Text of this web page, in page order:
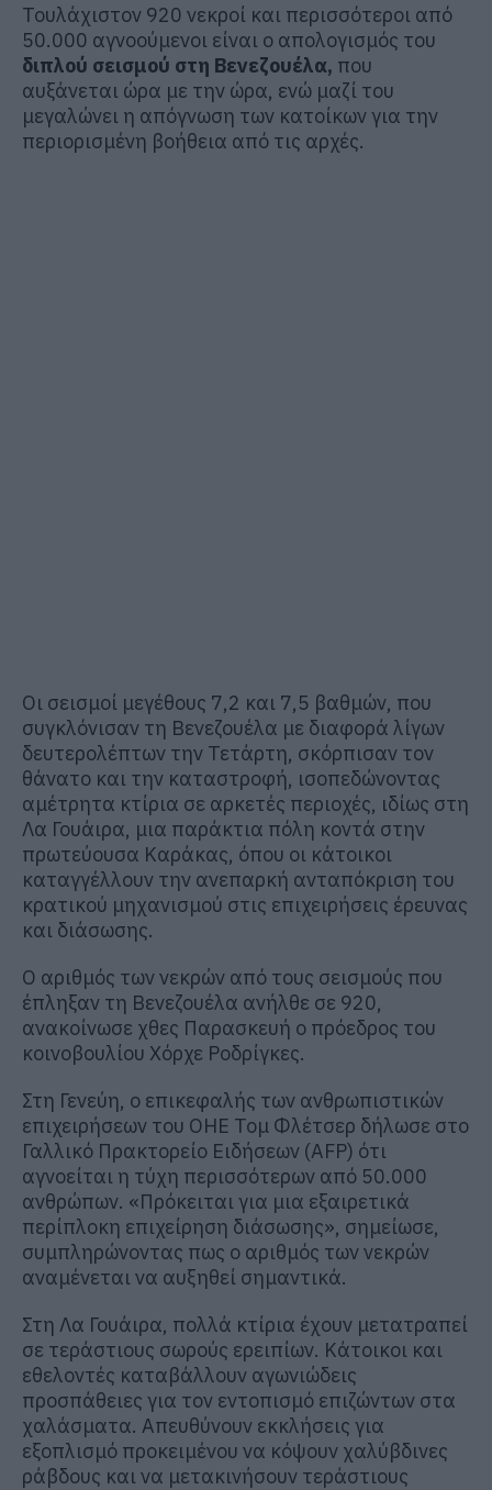
Τουλάχιστον 920 νεκροί και περισσότεροι από
50.000 αγνοούμενοι είναι ο απολογισμός του
διπλού σεισμού στη Βενεζουέλα, που
αυξάνεται ώρα με την ώρα, ενώ μαζί του
μεγαλώνει η απόγνωση των κατοίκων για την
περιορισμένη βοήθεια από τις αρχές.
Οι σεισμοί μεγέθους 7,2 και 7,5 βαθμών, που
συγκλόνισαν τη Βενεζουέλα με διαφορά λίγων
δευτερολέπτων την Τετάρτη, σκόρπισαν τον
θάνατο και την καταστροφή, ισοπεδώνοντας
αμέτρητα κτίρια σε αρκετές περιοχές, ιδίως στη
Λα Γουάιρα, μια παράκτια πόλη κοντά στην
πρωτεύουσα Καράκας, όπου οι κάτοικοι
καταγγέλλουν την ανεπαρκή ανταπόκριση του
κρατικού μηχανισμού στις επιχειρήσεις έρευνας
και διάσωσης.
Ο αριθμός των νεκρών από τους σεισμούς που
έπληξαν τη Βενεζουέλα ανήλθε σε 920,
ανακοίνωσε χθες Παρασκευή ο πρόεδρος του
κοινοβουλίου Χόρχε Ροδρίγκες.
Στη Γενεύη, ο επικεφαλής των ανθρωπιστικών
επιχειρήσεων του ΟΗΕ Τομ Φλέτσερ δήλωσε στο
Γαλλικό Πρακτορείο Ειδήσεων (AFP) ότι
αγνοείται η τύχη περισσότερων από 50.000
ανθρώπων. «Πρόκειται για μια εξαιρετικά
περίπλοκη επιχείρηση διάσωσης», σημείωσε,
συμπληρώνοντας πως ο αριθμός των νεκρών
αναμένεται να αυξηθεί σημαντικά.
Στη Λα Γουάιρα, πολλά κτίρια έχουν μετατραπεί
σε τεράστιους σωρούς ερειπίων. Κάτοικοι και
εθελοντές καταβάλλουν αγωνιώδεις
προσπάθειες για τον εντοπισμό επιζώντων στα
χαλάσματα. Απευθύνουν εκκλήσεις για
εξοπλισμό προκειμένου να κόψουν χαλύβδινες
ράβδους και να μετακινήσουν τεράστιους